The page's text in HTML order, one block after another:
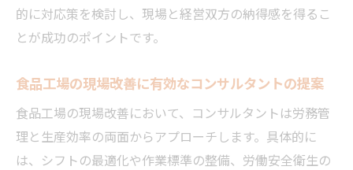
的に対応策を検討し、現場と経営双方の納得感を得るこ
とが成功のポイントです。
食品工場の現場改善に有効なコンサルタントの提案
食品工場の現場改善において、コンサルタントは労務管
理と生産効率の両面からアプローチします。具体的に
は、シフトの最適化や作業標準の整備、労働安全衛生の